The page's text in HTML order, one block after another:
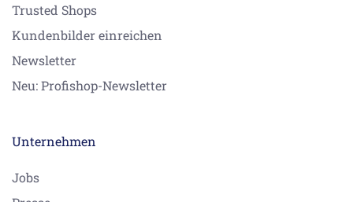
Trusted Shops
Kundenbilder einreichen
Newsletter
Neu: Profishop-Newsletter
Unternehmen
Jobs